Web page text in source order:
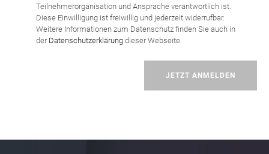
Teilnehmerorganisation und Ansprache verantwortlich ist.
Diese Einwilligung ist freiwillig und jederzeit widerrufbar.
Weitere Informationen zum Datenschutz finden Sie auch in
der Datenschutzerklärung dieser Webseite.